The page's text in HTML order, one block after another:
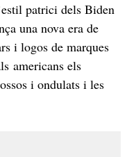
patrici dels Biden
una nova era de
i logos de marques
americans els
i ondulats i les